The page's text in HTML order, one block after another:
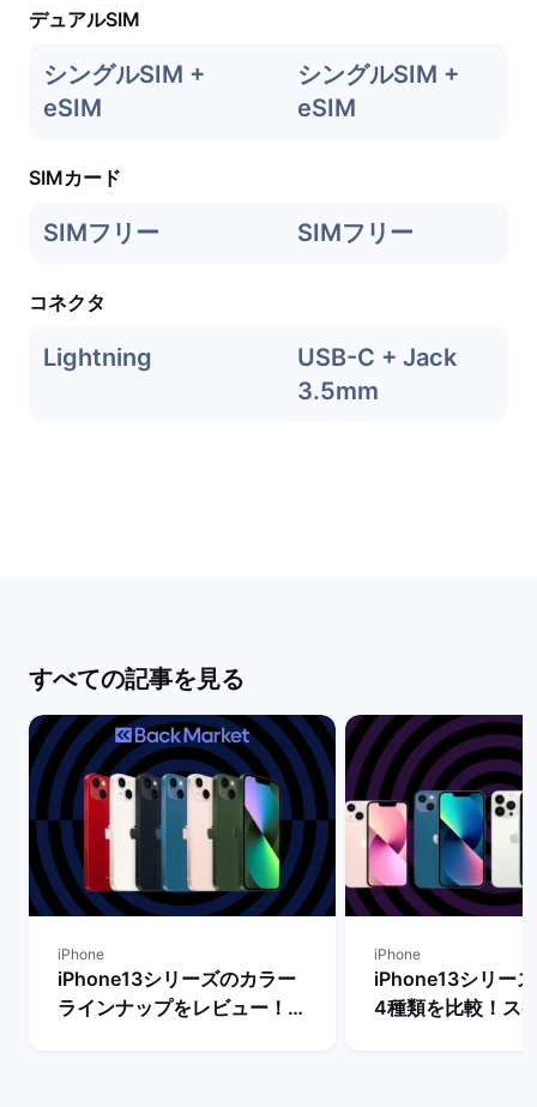
デュアルSIM
シングルSIM +
eSIM
シングルSIM +
eSIM
SIMカード
SIMフリー SIMフリー
コネクタ
Lightning
USB-C + Jack
3.5mm
すべての記事を見る
iPhone
iPhone13シリーズのカラー
ラインナップをレビュー！
iPhone
iPhone13シリー
4種類を比較！ス